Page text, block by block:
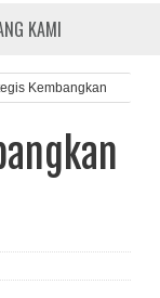
KAMI
Kembangkan